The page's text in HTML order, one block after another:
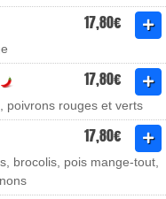
17,80€
17,80€
poivrons rouges et verts
17,80€
brocolis, pois mange-tout,